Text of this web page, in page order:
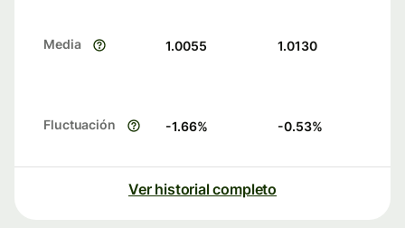
Media 1.0055 1.0130
Fluctuación -1.66% -0.53%
Ver historial completo